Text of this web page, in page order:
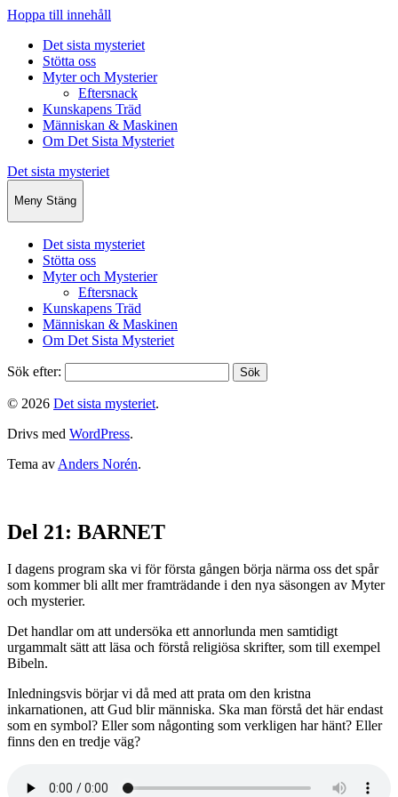
Hoppa till innehåll
Det sista mysteriet
Stötta oss
Myter och Mysterier
Eftersnack
Kunskapens Träd
Människan & Maskinen
Om Det Sista Mysteriet
Det sista mysteriet
Meny Stäng
Det sista mysteriet
Stötta oss
Myter och Mysterier
Eftersnack
Kunskapens Träd
Människan & Maskinen
Om Det Sista Mysteriet
Sök efter:
© 2026 Det sista mysteriet.
Drivs med WordPress.
Tema av Anders Norén.
Del 21: BARNET
I dagens program ska vi för första gången börja närma oss det spår
som kommer bli allt mer framträdande i den nya säsongen av Myter
och mysterier.
Det handlar om att undersöka ett annorlunda men samtidigt
urgammalt sätt att läsa och förstå religiösa skrifter, som till exempel
Bibeln.
Inledningsvis börjar vi då med att prata om den kristna
inkarnationen, att Gud blir människa. Ska man förstå det här endast
som en symbol? Eller som någonting som verkligen har hänt? Eller
finns den en tredje väg?